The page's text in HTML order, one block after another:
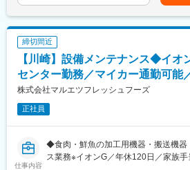
す。
・食品工場の生産設備の維持管理
・生産ラインの改善、効率化計画の立
・新規設備導入の計画、実行、検証
・予算管理、工程管理、品質管理
■当ポジションの魅力：
は固定手当を含めた表記です。
締切間近
【川崎】設備メンテナンス◆イオ
センター勤務／マイカー通勤可能
株式会社マルエツフレッシュフーズ
正社員
仕事内容
◆食肉・鮮魚の加工用機器・搬送機器
ス業務※イオンG／年休120日／家族